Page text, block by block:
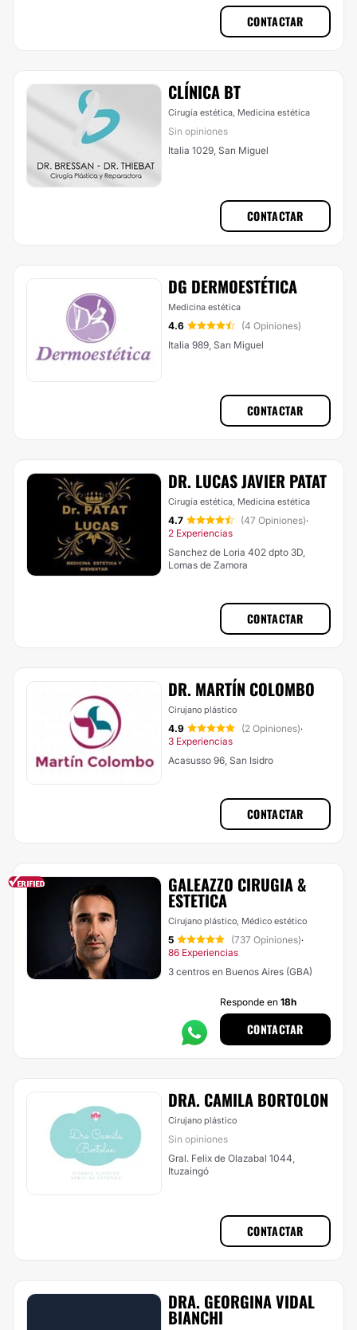
CONTACTAR
CLÍNICA BT
Cirugía estética, Medicina estética
Sin opiniones
Italia 1029, San Miguel
CONTACTAR
DG DERMOESTÉTICA
Medicina estética
4.6
(4 Opiniones)
Italia 989, San Miguel
CONTACTAR
DR. LUCAS JAVIER PATAT
Cirugía estética, Medicina estética
4.7 (47 Opiniones)·
2 Experiencias
Sanchez de Loria 402 dpto 3D,
Lomas de Zamora
CONTACTAR
DR. MARTÍN COLOMBO
Cirujano plástico
4.9 (2 Opiniones)·
3 Experiencias
Acasusso 96, San Isidro
CONTACTAR
GALEAZZO CIRUGIA &
ESTETICA
Cirujano plástico, Médico estético
5 (737 Opiniones)·
86 Experiencias
3 centros en Buenos Aires (GBA)
Responde en 18h
CONTACTAR
DRA. CAMILA BORTOLON
Cirujano plástico
Sin opiniones
Gral. Felix de Olazabal 1044,
Ituzaingó
CONTACTAR
DRA. GEORGINA VIDAL
BIANCHI